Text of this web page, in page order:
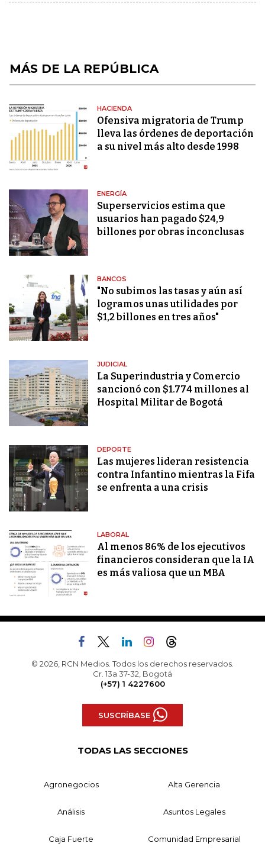
MÁS DE LA REPÚBLICA
HACIENDA
Ofensiva migratoria de Trump
lleva las órdenes de deportación
a su nivel más alto desde 1998
ENERGÍA
Superservicios estima que
usuarios han pagado $24,9
billones por obras inconclusas
BANCOS
"No subimos las tasas y aún así
logramos unas utilidades por
$1,2 billones en tres años"
JUDICIAL
La Superindustria y Comercio
sancionó con $1.774 millones al
Hospital Militar de Bogotá
DEPORTE
Las mujeres lideran resistencia
contra Infantino mientras la Fifa
se enfrenta a una crisis
LABORAL
Al menos 86% de los ejecutivos
financieros consideran que la IA
es más valiosa que un MBA
© 2026, RCN Medios. Todos los derechos reservados.
Cr. 13a 37-32, Bogotá
(+57) 1 4227600
SUSCRÍBASE
TODAS LAS SECCIONES
Agronegocios Alta Gerencia
Análisis Asuntos Legales
Caja Fuerte Comunidad Empresarial